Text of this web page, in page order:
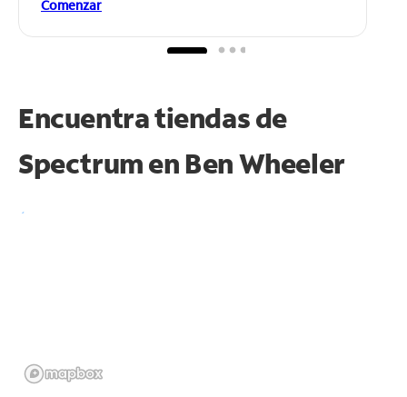
Comenzar
Encuentra tiendas de
Spectrum en Ben Wheeler